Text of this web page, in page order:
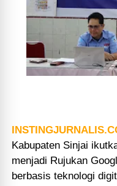
Kabupaten Sinjai
menjadi Rujukan
berbasis teknologi